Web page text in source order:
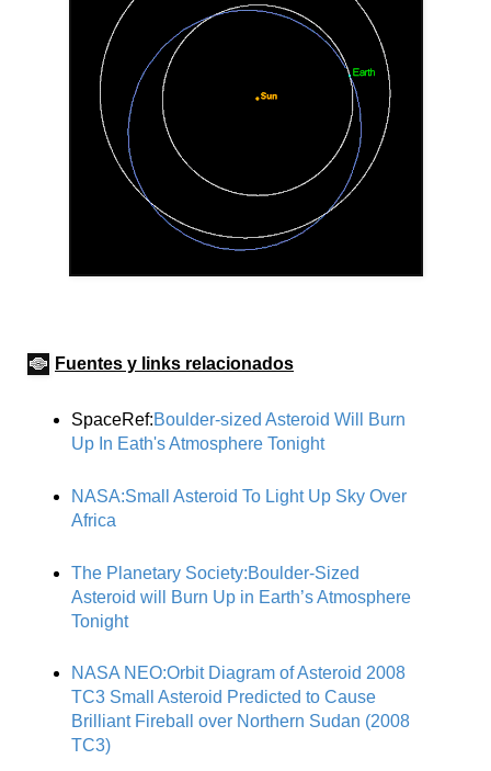
Fuentes y links relacionados
SpaceRef:Boulder-sized Asteroid Will Burn
Up In Eath's Atmosphere Tonight
NASA:Small Asteroid To Light Up Sky Over
Africa
The Planetary Society:Boulder-Sized
Asteroid will Burn Up in Earth’s Atmosphere
Tonight
NASA NEO:Orbit Diagram of Asteroid 2008
TC3 Small Asteroid Predicted to Cause
Brilliant Fireball over Northern Sudan (2008
TC3)